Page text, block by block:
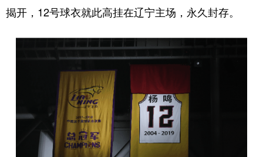
揭开，12号球衣就此高挂在辽宁主场，永久封存。